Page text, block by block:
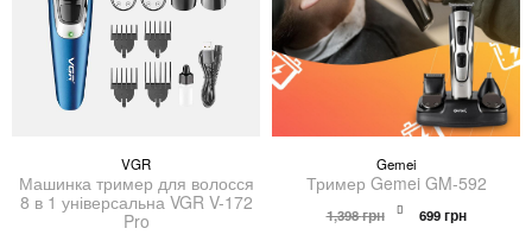
VGR
Машинка тример для волосся
8 в 1 універсальна VGR V-172
Pro
Gemei
Тример Gemei GM-592
1,398грн
Оригінальна
699грнПоточна